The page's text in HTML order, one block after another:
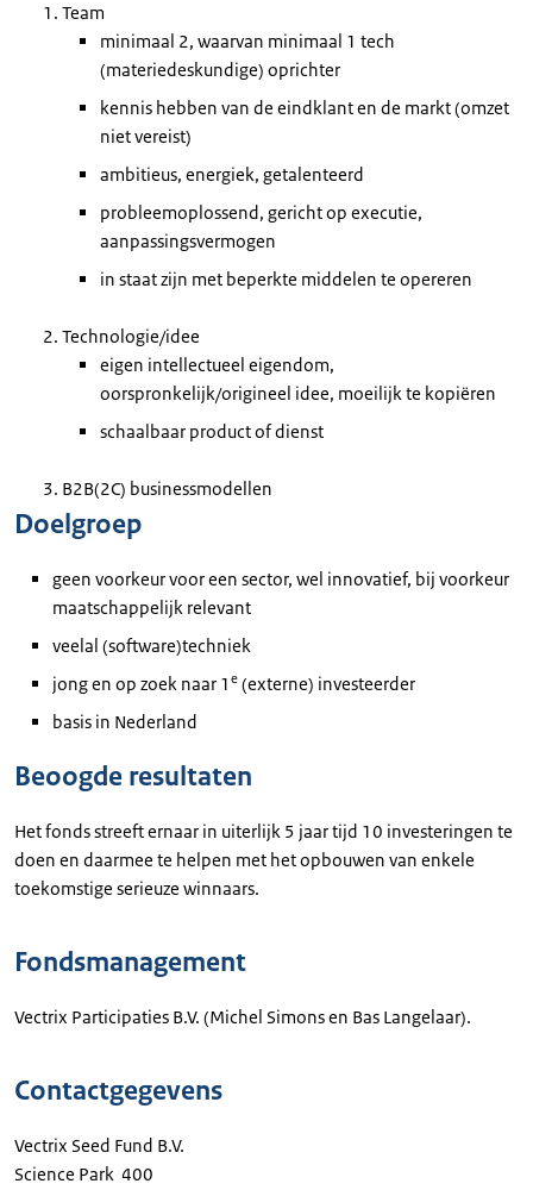
Team
minimaal 2, waarvan minimaal 1 tech
(materiedeskundige) oprichter
kennis hebben van de eindklant en de markt (omzet
niet vereist)
ambitieus, energiek, getalenteerd
probleemoplossend, gericht op executie,
aanpassingsvermogen
in staat zijn met beperkte middelen te opereren
Technologie/idee
eigen intellectueel eigendom,
oorspronkelijk/origineel idee, moeilijk te kopiëren
schaalbaar product of dienst
B2B(2C) businessmodellen
Doelgroep
geen voorkeur voor een sector, wel innovatief, bij voorkeur
maatschappelijk relevant
veelal (software)techniek
jong en op zoek naar 1 e (externe) investeerder
basis in Nederland
Beoogde resultaten
Het fonds streeft ernaar in uiterlijk 5 jaar tijd 10 investeringen te
doen en daarmee te helpen met het opbouwen van enkele
toekomstige serieuze winnaars.
Fondsmanagement
Vectrix Participaties B.V. (Michel Simons en Bas Langelaar).
Contactgegevens
Vectrix Seed Fund B.V.
Science Park 400